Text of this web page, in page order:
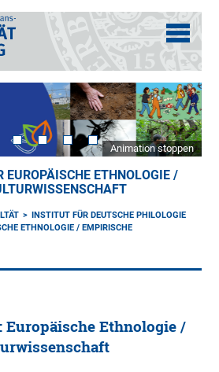
Animation stoppen
EUROPÄISCHE ETHNOLOGIE /
INSTITUT FÜR DEUTSCHE PHILOLOGIE
ETHNOLOGIE / EMPIRISCHE
Europäische Ethnologie /